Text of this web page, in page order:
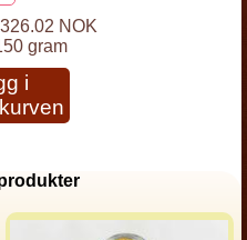
326.02 NOK
gram
i